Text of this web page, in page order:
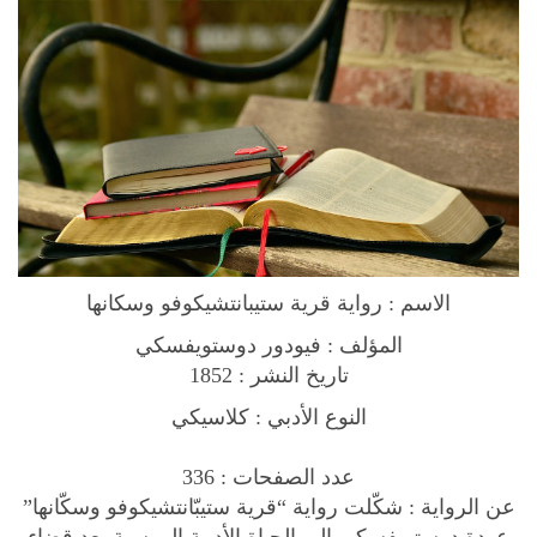
e
a
c
h
i
k
o
ر
الاسم : رواية قرية ستيبانتشيكوفو وسكانها
المؤلف : فيودور دوستويفسكي
تاريخ النشر : 1852
النوع الأدبي : كلاسيكي
عدد الصفحات : 336
عن الرواية : شكّلت رواية “قرية ستيبّانتشيكوفو وسكّانها”